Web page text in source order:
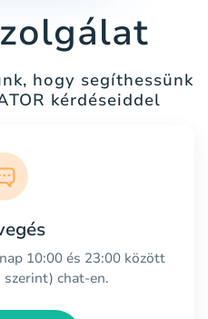
hogy segíthessünk
kérdéseiddel
10:00 és 23:00 között
szerint) chat-en.